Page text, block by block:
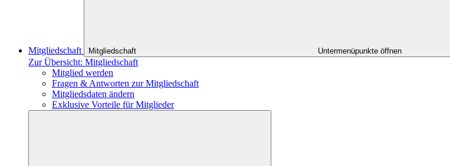
Mitgliedschaft Mitgliedschaft Untermenüpunkte öffnen
Zur Übersicht: Mitgliedschaft
Mitglied werden
Fragen & Antworten zur Mitgliedschaft
Mitgliedsdaten ändern
Exklusive Vorteile für Mitglieder